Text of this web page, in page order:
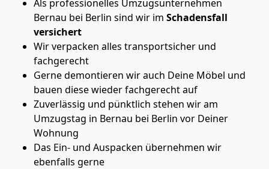
Als professionelles Umzugsunternehmen
Bernau bei Berlin sind wir im Schadensfall
versichert
Wir verpacken alles transportsicher und
fachgerecht
Gerne demontieren wir auch Deine Möbel und
bauen diese wieder fachgerecht auf
Zuverlässig und pünktlich stehen wir am
Umzugstag in Bernau bei Berlin vor Deiner
Wohnung
Das Ein- und Auspacken übernehmen wir
ebenfalls gerne